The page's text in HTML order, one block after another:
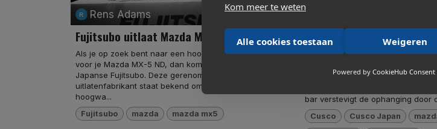
Kom meer te weten
Alle cookies toestaan Weigeren
Powered by CookieHub
Rens Adams
Fujitsubo uitlaat Mazda MX-5 ND
Als je op zoek bent naar een hoogwaardige uitlaat
voor je Mazda MX-5 ND, dan kom je al snel uit bij het
Japanse Fujitsubo. Deze gerenommeerde
uitlatenfabrikant staat bekend om zijn vakmanschap,
hoogwa...
Fujitsubo mazda mazda mx5
Onderdeel in de kijker -
Veerpootbrug
autoliefhebbers die de handling
bar verstevigt de ophanging door
Cusco Cusco Japan